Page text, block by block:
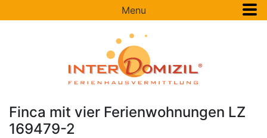
Menu
Finca mit vier Ferienwohnungen LZ
169479-2